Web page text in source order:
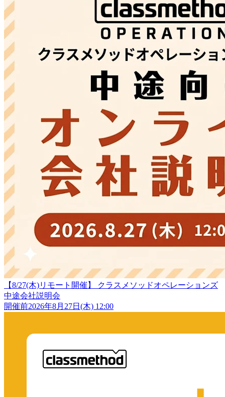
【8/27(木)リモート開催】 クラスメソッドオペレーションズ
中途会社説明会
開催前2026年8月27日(木) 12:00